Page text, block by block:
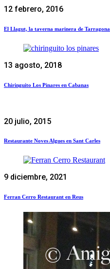
12 febrero, 2016
El Llagut, la taverna marinera de Tarragona
13 agosto, 2018
Chiringuito Los Pinares en Cabanas
20 julio, 2015
Restaurante Noves Algues en Sant Carles
9 diciembre, 2021
Ferran Cerro Restaurant en Reus